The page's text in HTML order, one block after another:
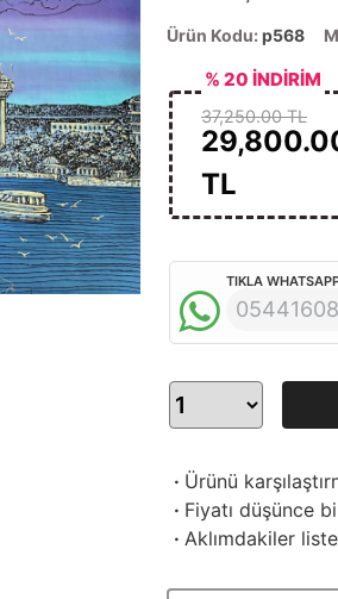
Ürün Kodu: p568
37,250.00 TL
TL
% 20 İNDİRİM
TIKLA
· Ürünü
· Fiyatı düşünce
· Aklımdakiler